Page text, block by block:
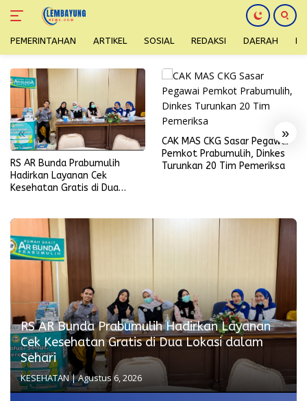
konten
PEMERINTAHAN ARTIKEL SOSIAL REDAKSI DAERAH
« »
RS AR Bunda Prabumulih
Hadirkan Layanan Cek
Kesehatan Gratis di Dua
CAK MAS CKG Sasar Pegawai
Pemkot Prabumulih, Dinkes
Turunkan 20 Tim Pemeriksa
RS AR Bunda Prabumulih Hadirkan Layanan
Cek Kesehatan Gratis di Dua Lokasi dalam
Sehari
KESEHATAN |Agustus 6, 2026